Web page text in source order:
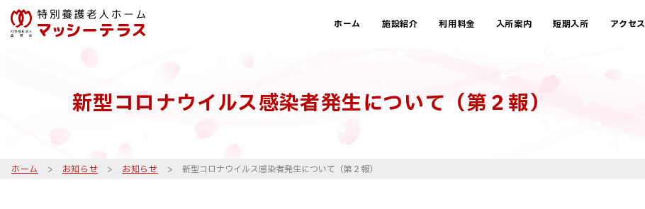
ホーム 施設紹介 利用料金 入所案内 短期入所 アクセス
新型コロナウイルス感染者発生について（第２報）
ホーム > お知らせ > お知らせ > 新型コロナウイルス感染者発生について（第２報）